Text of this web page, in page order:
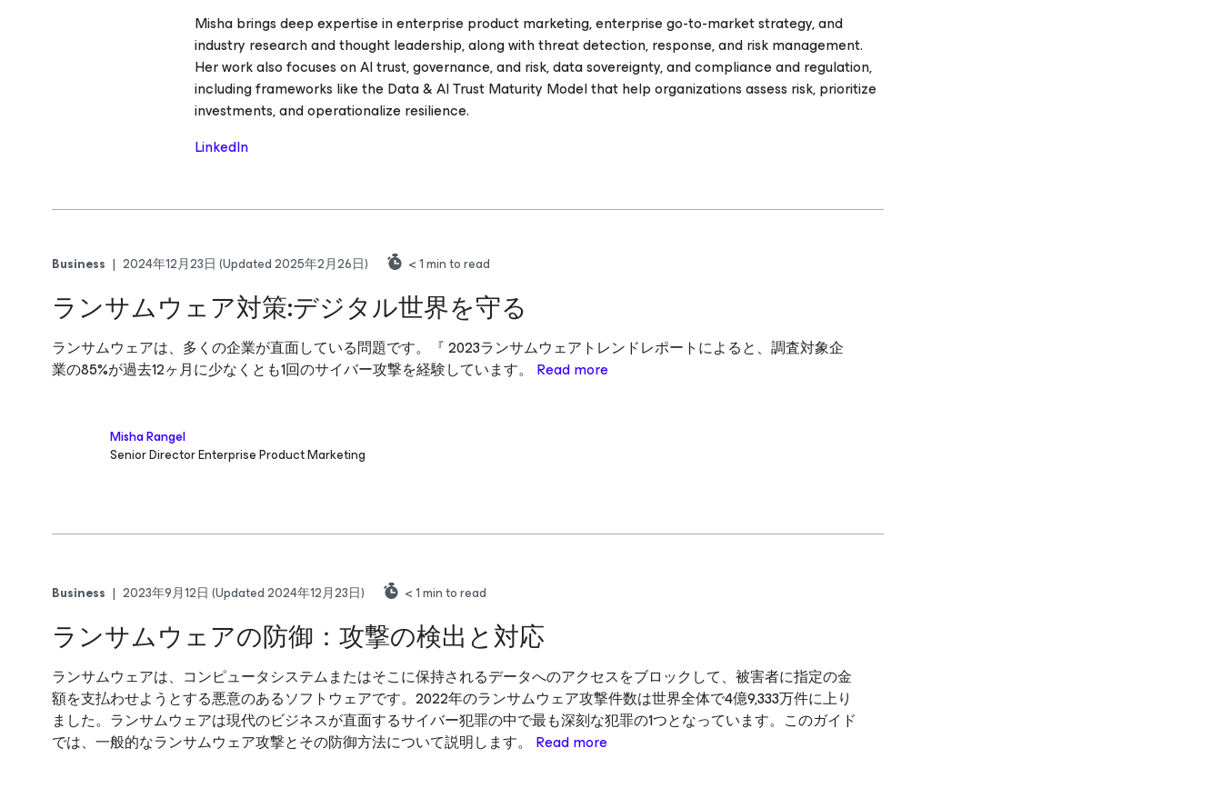
Misha brings deep expertise in enterprise product marketing, enterprise go-to-market strategy, and
industry research and thought leadership, along with threat detection, response, and risk management.
Her work also focuses on AI trust, governance, and risk, data sovereignty, and compliance and regulation,
including frameworks like the Data & AI Trust Maturity Model that help organizations assess risk, prioritize
investments, and operationalize resilience.
LinkedIn
Business | 2024年12月23日 (Updated 2025年2月26日) < 1min to read
ランサムウェア対策:デジタル世界を守る
ランサムウェアは、多くの企業が直面している問題です。『 2023ランサムウェアトレンドレポートによると、調査対象企
業の85%が過去12ヶ月に少なくとも1回のサイバー攻撃を経験しています。 Read more
Misha Rangel
Senior Director Enterprise Product Marketing
Business | 2023年9月12日 (Updated 2024年12月23日) < 1min to read
ランサムウェアの防御：攻撃の検出と対応
ランサムウェアは、コンピュータシステムまたはそこに保持されるデータへのアクセスをブロックして、被害者に指定の金
額を支払わせようとする悪意のあるソフトウェアです。2022年のランサムウェア攻撃件数は世界全体で4億9,333万件に上り
ました。ランサムウェアは現代のビジネスが直面するサイバー犯罪の中で最も深刻な犯罪の1つとなっています。このガイド
では、一般的なランサムウェア攻撃とその防御方法について説明します。 Read more